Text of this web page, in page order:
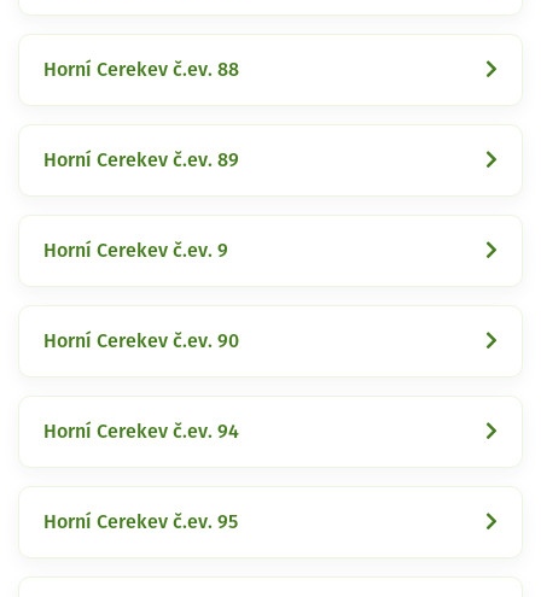
Horní Cerekev č.ev. 88
Horní Cerekev č.ev. 89
Horní Cerekev č.ev. 9
Horní Cerekev č.ev. 90
Horní Cerekev č.ev. 94
Horní Cerekev č.ev. 95